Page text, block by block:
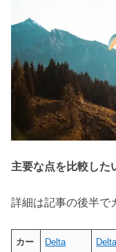
主要な点を比較した
詳細は記事の後半で
カー
Delta